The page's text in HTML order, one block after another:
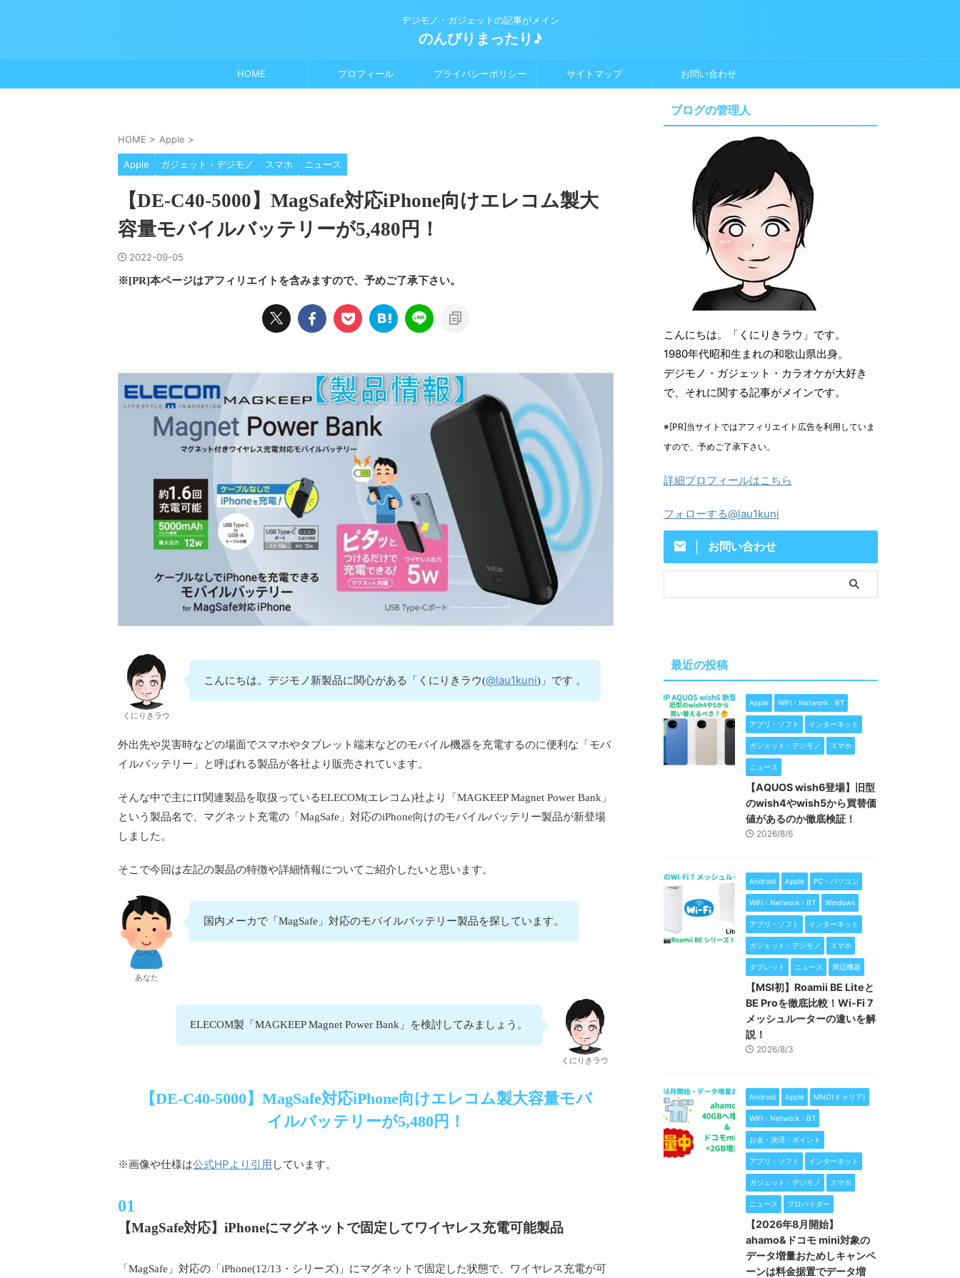
デジモノ・ガジェットの記事がメイン
のんびりまったり♪
HOME プロフィール プライバシーポリシー サイトマップ お問い合わせ
HOME > Apple >
Apple ガジェット・デジモノ スマホ ニュース
【DE-C40-5000】MagSafe対応iPhone向けエレコム製大
容量モバイルバッテリーが5,480円！
2022-09-05
※[PR]本ページはアフィリエイトを含みますので、予めご了承下さい。
くにりきラウ
こんにちは。デジモノ新製品に関心がある「くにりきラウ(@lau1kuni)」です 。
外出先や災害時などの場面でスマホやタブレット端末などのモバイル機器を充電するのに便利な「モバ
イルバッテリー」と呼ばれる製品が各社より販売されています。
そんな中で主にIT関連製品を取扱っているELECOM(エレコム)社より「MAGKEEP Magnet Power Bank」
という製品名で、マグネット充電の「MagSafe」対応のiPhone向けのモバイルバッテリー製品が新登場
しました。
そこで今回は左記の製品の特徴や詳細情報についてご紹介したいと思います。
あなた
国内メーカで「MagSafe」対応のモバイルバッテリー製品を探しています。
ELECOM製「MAGKEEP Magnet Power Bank」を検討してみましょう。
くにりきラウ
【DE-C40-5000】MagSafe対応iPhone向けエレコム製大容量モバ
イルバッテリーが5,480円！
※画像や仕様は公式HPより引用 しています。
【MagSafe対応】iPhoneにマグネットで固定してワイヤレス充電可能製品
「MagSafe」対応の「iPhone(12/13・シリーズ)」にマグネットで固定した状態で、ワイヤレス充電が可
ブログの管理人
こんにちは。「くにりきラウ」です。
1980年代昭和生まれの和歌山県出身。
デジモノ・ガジェット・カラオケが大好き
で、それに関する記事がメインです。
※[PR]当サイトではアフィリエイト広告を利用していま
すので、予めご了承下さい。
詳細プロフィールはこちら
フォローする@lau1kuni
お問い合わせ
最近の投稿
Apple WiFi・Network・BT
アプリ・ソフト インターネット
ガジェット・デジモノ スマホ
ニュース
【AQUOS wish6登場】旧型
のwish4やwish5から買替価
値があるのか徹底検証！
2026/8/6
Android Apple PC・パソコン
WiFi・Network・BT Windows
アプリ・ソフト インターネット
ガジェット・デジモノ スマホ
タブレット ニュース 周辺機器
【MSI初】Roamii BE Liteと
BE Proを徹底比較！Wi-Fi 7
メッシュルーターの違いを解
説！
2026/8/3
Android Apple MNO(キャリア)
WiFi・Network・BT
お金・決済・ポイント
アプリ・ソフト インターネット
ガジェット・デジモノ スマホ
ニュース プロバイダー
【2026年8月開始】
ahamo&ドコモ mini対象の
データ増量おためしキャンペ
ーンは料金据置でデータ増